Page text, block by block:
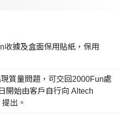
收據及盒面保用貼紙，保用
質量問題，可交回2000Fun處
開始由客戶自行向 Altech
出。